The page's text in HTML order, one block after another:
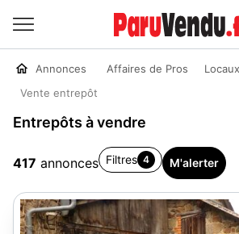
Annonces Affaires de Pros
Vente entrepôt
Entrepôts à vendre
417 annonces Filtres 4 M'alerter